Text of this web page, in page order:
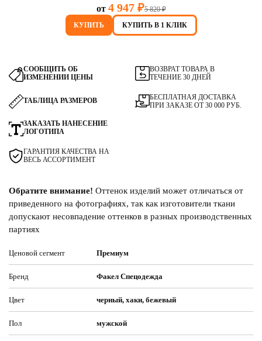
от 4 947 ₽5 820 ₽
КУПИТЬ
КУПИТЬ В 1 КЛИК
СООБЩИТЬ ОБ
ИЗМЕНЕНИИ ЦЕНЫ
ВОЗВРАТ ТОВАРА В
ТЕЧЕНИЕ 30 ДНЕЙ
ТАБЛИЦА РАЗМЕРОВ
ЗАКАЗАТЬ НАНЕСЕНИЕ
ЛОГОТИПА
ГАРАНТИЯ КАЧЕСТВА НА
ВЕСЬ АССОРТИМЕНТ
БЕСПЛАТНАЯ ДОСТАВКА
ПРИ ЗАКАЗЕ ОТ 30 000 РУБ.
Обратите внимание! Оттенок изделий может отличаться от
приведенного на фотографиях, так как изготовители ткани
допускают несовпадение оттенков в разных производственных
партиях
Ценовой сегмент Премиум
Бренд Факел Спецодежда
Цвет черный, хаки, бежевый
Пол мужской